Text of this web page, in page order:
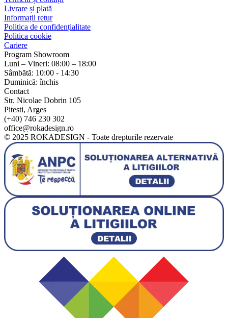
Livrare și plată
Informații retur
Politica de confidențialitate
Politica cookie
Cariere
Program Showroom
Luni – Vineri: 08:00 – 18:00
Sâmbătă: 10:00 - 14:30
Duminică: închis
Contact
Str. Nicolae Dobrin 105
Pitesti, Arges
(+40) 746 230 302
office@rokadesign.ro
© 2025 ROKADESIGN - Toate drepturile rezervate